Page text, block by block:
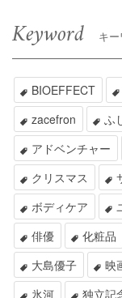
Keyword キ
BIOEFFECT
zacefron
ふ
アドベンチャー
クリスマス
ボディケア
俳優
化粧品
大島優子
映
氷河
独立記